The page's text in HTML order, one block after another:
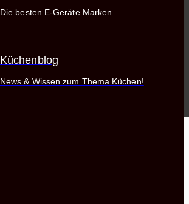
Die besten E-Geräte Marken
Küchenblog
News & Wissen zum Thema Küchen!